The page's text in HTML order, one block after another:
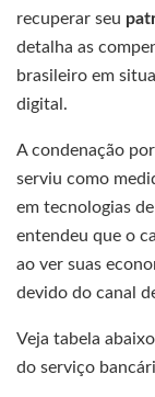
recuperar seu
detalha as
brasileiro em
digital.
A condenação por
serviu como
em tecnologias
entendeu que o
ao ver suas
devido do canal
Veja tabela
do serviço